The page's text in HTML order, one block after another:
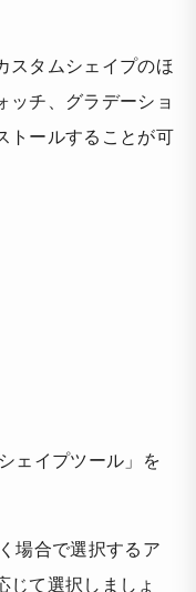
スタムシェイプのほ
ッチ、グラデーショ
トールすることが可
ェイプツール」を
場合で選択するア
じて選択しましょ